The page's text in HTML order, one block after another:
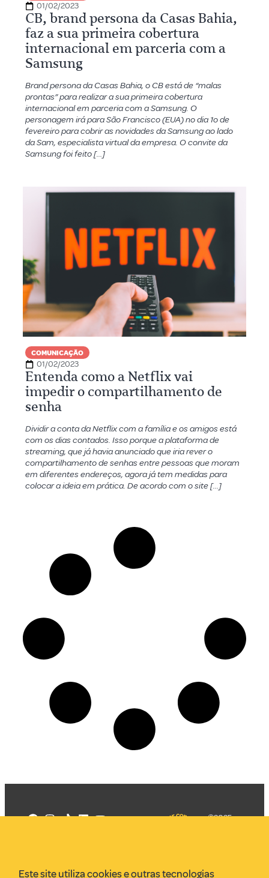
01/02/2023
CB, brand persona da Casas Bahia,
faz a sua primeira cobertura
internacional em parceria com a
Samsung
Brand persona da Casas Bahia, o CB está de “malas
prontas” para realizar a sua primeira cobertura
internacional em parceria com a Samsung. O
personagem irá para São Francisco (EUA) no dia 1o de
fevereiro para cobrir as novidades da Samsung ao lado
da Sam, especialista virtual da empresa. O convite da
Samsung foi feito […]
COMUNICAÇÃO
01/02/2023
Entenda como a Netflix vai
impedir o compartilhamento de
senha
Dividir a conta da Netflix com a família e os amigos está
com os dias contados. Isso porque a plataforma de
streaming, que já havia anunciado que iria rever o
compartilhamento de senhas entre pessoas que moram
em diferentes endereços, agora já tem medidas para
colocar a ideia em prática. De acordo com o site […]
©2025
Este site utiliza cookies e outras tecnologias